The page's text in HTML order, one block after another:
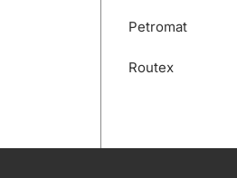
Petromat
Routex